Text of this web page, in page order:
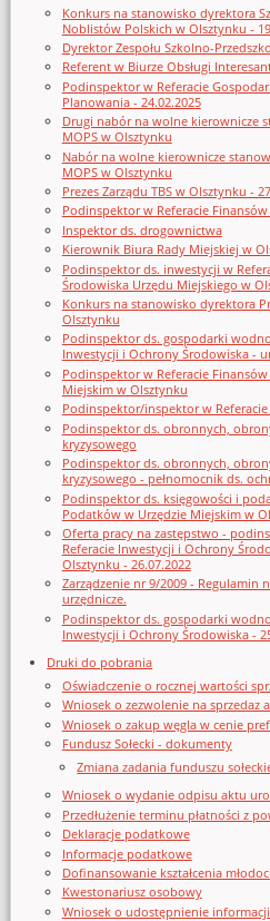
Konkurs na stanowisko dyrektora
Noblistów Polskich w Olsztynku -
Dyrektor Zespołu Szkolno-
Referent w Biurze Obsługi
Podinspektor w Referacie
Planowania - 24.02.2025
Drugi nabór na wolne kierownicze
MOPS w Olsztynku
Nabór na wolne kierownicze
MOPS w Olsztynku
Prezes Zarządu TBS w Olsztynku -
Podinspektor w Referacie
Inspektor ds. drogownictwa
Kierownik Biura Rady Miejskiej w
Podinspektor ds. inwestycji w
Środowiska Urzędu Miejskiego w
Konkurs na stanowisko dyrektora
Olsztynku
Podinspektor ds. gospodarki
Inwestycji i Ochrony Środowiska -
Podinspektor w Referacie
Miejskim w Olsztynku
Podinspektor/inspektor w
Podinspektor ds. obronnych,
kryzysowego
Podinspektor ds. obronnych,
kryzysowego - pełnomocnik ds.
Podinspektor ds. księgowości i
Podatków w Urzędzie Miejskim w
Oferta pracy na zastępstwo -
Referacie Inwestycji i Ochrony
Olsztynku - 26.07.2022
Zarządzenie nr 9/2009 - Regulamin
urzędnicze.
Podinspektor ds. gospodarki
Inwestycji i Ochrony Środowiska -
Druki do pobrania
Oświadczenie o rocznej wartości
Wniosek o zezwolenie na sprzedaz
Wniosek o zakup węgla w cenie
Fundusz Sołecki - dokumenty
Zmiana zadania funduszu
Wniosek o wydanie odpisu aktu
Przedłużenie terminu płatności z
Deklaracje podatkowe
Informacje podatkowe
Dofinansowanie kształcenia
Kwestonariusz osobowy
Wniosek o udostępnienie